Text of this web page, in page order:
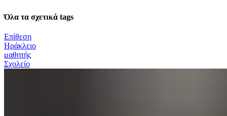
Όλα τα σχετικά tags
Επίθεση
Ηράκλειο
μαθητής
Σχολείο